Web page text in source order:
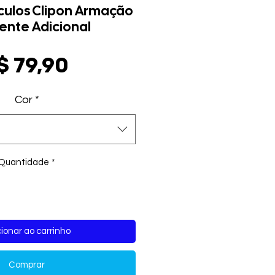
Clipon Armação
Adicional
79,90
Cor *
*
ao carrinho
Comprar